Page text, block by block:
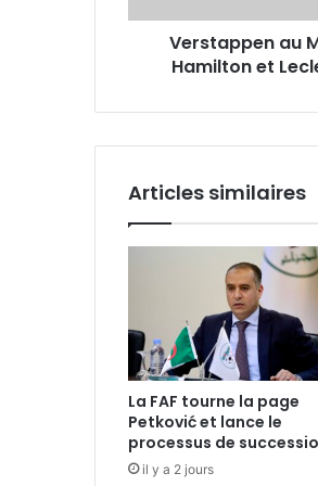
Leclerc
disqualifiésVerstappen au
Hamilton et
Articles similaires
La FAF tourne la page
Petković et lance le
processus de
il y a 2 jours